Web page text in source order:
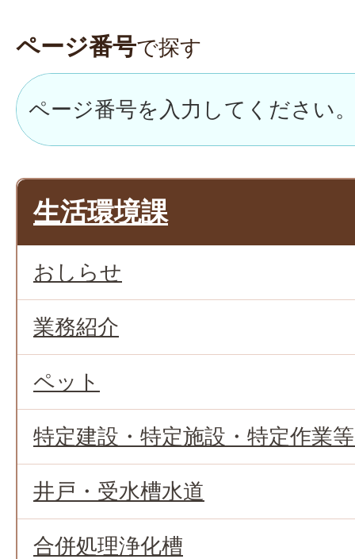
ページ番号で探す
生活環境課
おしらせ
業務紹介
ペット
特定建設・特定施設・特定作業
井戸・受水槽水道
合併処理浄化槽